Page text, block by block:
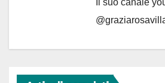
Il suo canale